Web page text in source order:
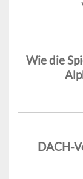
Wie die
DACH-